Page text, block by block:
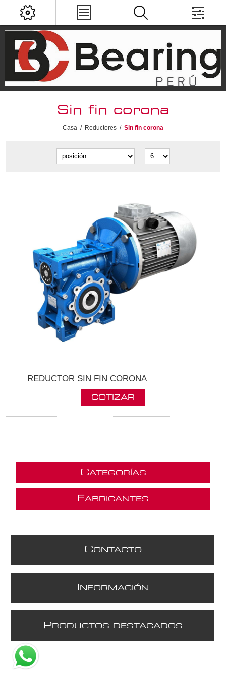
Sin fin corona
Casa / Reductores / Sin fin corona
REDUCTOR SIN FIN CORONA
CATEGORÍAS
FABRICANTES
CONTACTO
NFORMACIÓN
PRODUCTOS DESTACADOS